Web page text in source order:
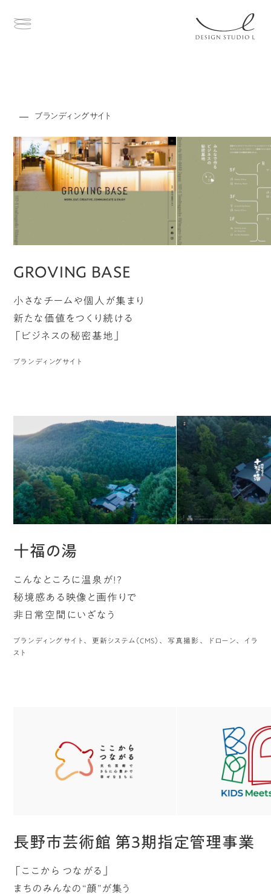
ブランディングサイト
GROVING BASE
小さなチームや個人が集まり
新たな価値をつくり続ける
「ビジネスの秘密基地」
ブランディングサイト
十福の湯
こんなところに温泉が!?
秘境感ある映像と画作りで
非日常空間にいざなう
ブランディングサイト 更新システム（CMS） 写真撮影 ドローン
イラ
スト
長野市芸術館 第3期指定管理事業
「ここから つながる」
まちのみんなの“顔”が集う